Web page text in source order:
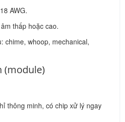
AWG.
thấp hoặc cao.
chime, whoop, mechanical,
(module)
thông minh, có chip xử lý ngay